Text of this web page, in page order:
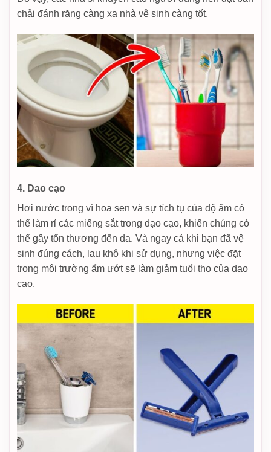
chải đánh răng càng xa nhà vệ sinh càng tốt.
4. Dao cạo
Hơi nước trong vì hoa sen và sự tích tụ của độ ẩm có
thể làm rỉ các miếng sắt trong dạo cạo, khiến chúng có
thể gây tổn thương đến da. Và ngay cả khi bạn đã vệ
sinh đúng cách, lau khô khi sử dụng, nhưng việc đặt
trong môi trường ẩm ướt sẽ làm giảm tuổi thọ của dao
cạo.